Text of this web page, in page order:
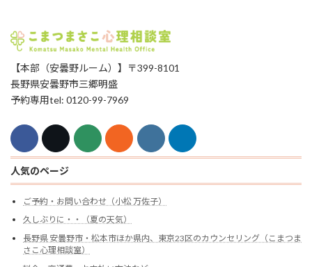
【本部（安曇野ルーム）】〒399-8101
長野県安曇野市三郷明盛
予約専用tel: 0120-99-7969
人気のページ
ご予約・お問い合わせ（小松 万佐子）
久しぶりに・・（夏の天気）
長野県 安曇野市・松本市ほか県内、東京23区のカウンセリング（こまつま
さこ心理相談室）